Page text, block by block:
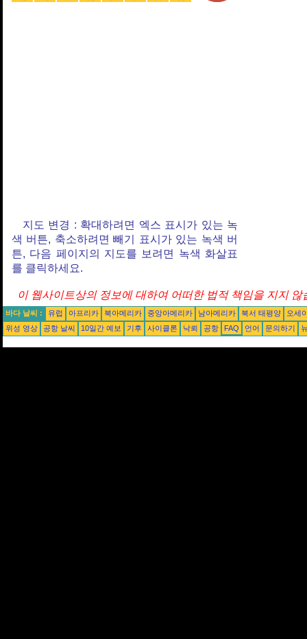
지도 변경 : 확대하려면 엑스 표시가 있는 녹
색 버튼, 축소하려면 빼기 표시가 있는 녹색 버
튼, 다음 페이지의 지도를 보려면 녹색 화살표
를 클릭하세요.
이 웹사이트상의 정보에 대하여 어떠한 법적 책임을 지지 않
바다 날씨 : 유럽 아프리카 북아메리카 중앙아메리카 남아메리카 북서 태평양
오세
위성 영상
공항 날씨 10일간 예보 기후 사이클론 낙뢰 공항 FAQ 언어 문의하기